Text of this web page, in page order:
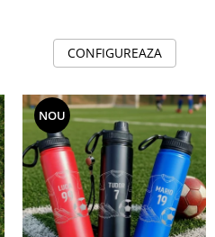
CONFIGUREAZA
NOU